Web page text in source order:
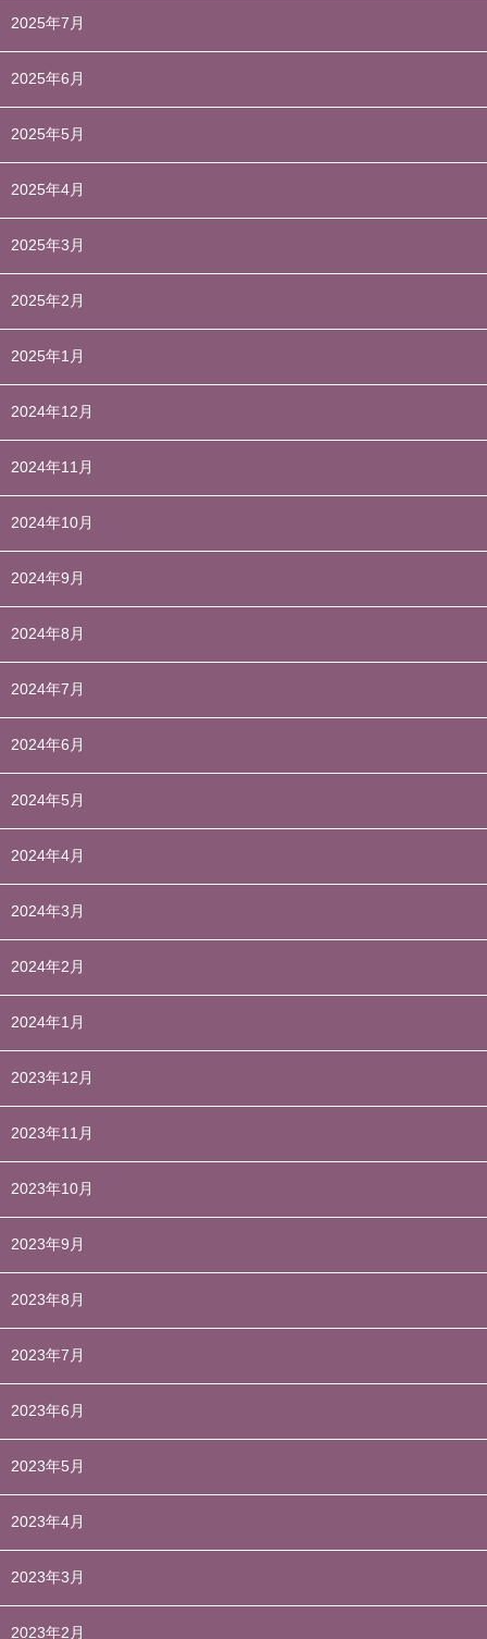
2025年7月
2025年6月
2025年5月
2025年4月
2025年3月
2025年2月
2025年1月
2024年12月
2024年11月
2024年10月
2024年9月
2024年8月
2024年7月
2024年6月
2024年5月
2024年4月
2024年3月
2024年2月
2024年1月
2023年12月
2023年11月
2023年10月
2023年9月
2023年8月
2023年7月
2023年6月
2023年5月
2023年4月
2023年3月
2023年2月